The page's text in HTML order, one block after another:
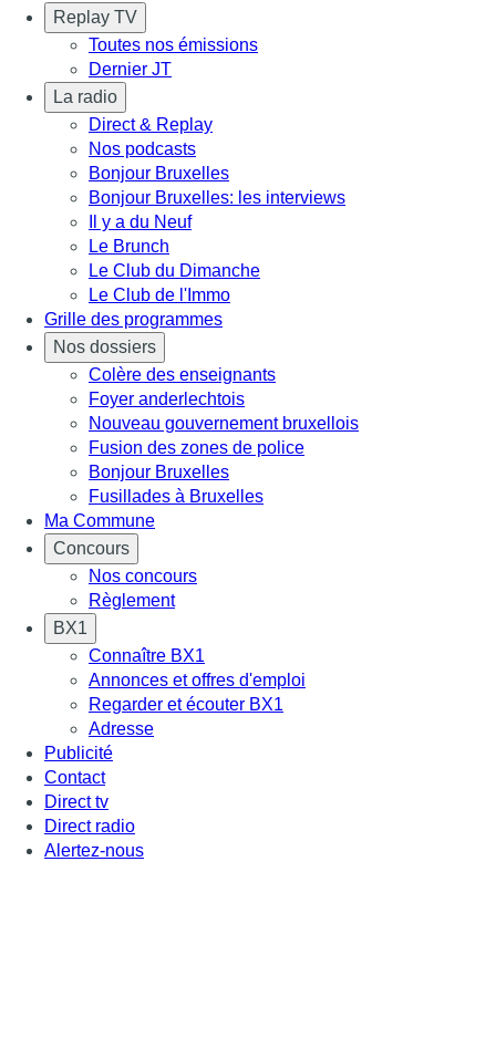
Replay TV
Toutes nos émissions
Dernier JT
La radio
Direct & Replay
Nos podcasts
Bonjour Bruxelles
Bonjour Bruxelles: les interviews
Il y a du Neuf
Le Brunch
Le Club du Dimanche
Le Club de l'Immo
Grille des programmes
Nos dossiers
Colère des enseignants
Foyer anderlechtois
Nouveau gouvernement bruxellois
Fusion des zones de police
Bonjour Bruxelles
Fusillades à Bruxelles
Ma Commune
Concours
Nos concours
Règlement
BX1
Connaître BX1
Annonces et offres d'emploi
Regarder et écouter BX1
Adresse
Publicité
Contact
Direct tv
Direct radio
Alertez-nous